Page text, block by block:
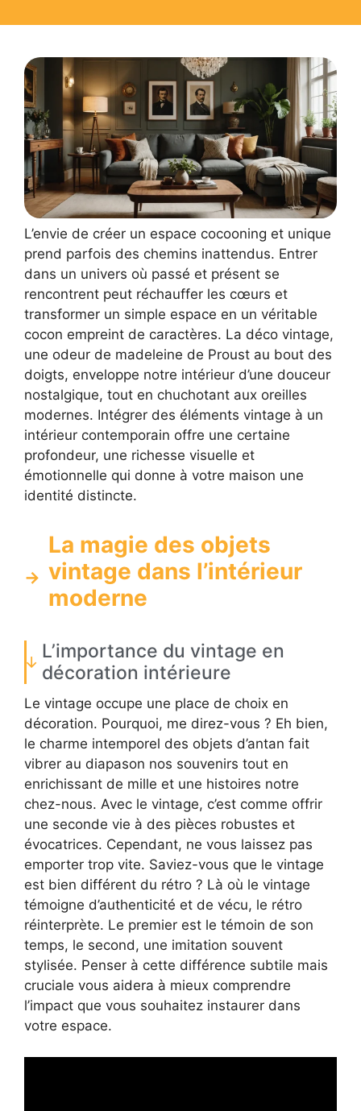
L’envie de créer un espace cocooning et unique
prend parfois des chemins inattendus. Entrer
dans un univers où passé et présent se
rencontrent peut réchauffer les cœurs et
transformer un simple espace en un véritable
cocon empreint de caractères. La déco vintage,
une odeur de madeleine de Proust au bout des
doigts, enveloppe notre intérieur d’une douceur
nostalgique, tout en chuchotant aux oreilles
modernes. Intégrer des éléments vintage à un
intérieur contemporain offre une certaine
profondeur, une richesse visuelle et
émotionnelle qui donne à votre maison une
identité distincte.
La magie des objets
vintage dans l’intérieur
moderne
L’importance du vintage en
décoration intérieure
Le vintage occupe une place de choix en
décoration. Pourquoi, me direz-vous ? Eh bien,
le charme intemporel des objets d’antan fait
vibrer au diapason nos souvenirs tout en
enrichissant de mille et une histoires notre
chez-nous. Avec le vintage, c’est comme offrir
une seconde vie à des pièces robustes et
évocatrices. Cependant, ne vous laissez pas
emporter trop vite. Saviez-vous que le vintage
est bien différent du rétro ? Là où le vintage
témoigne d’authenticité et de vécu, le rétro
réinterprète. Le premier est le témoin de son
temps, le second, une imitation souvent
stylisée. Penser à cette différence subtile mais
cruciale vous aidera à mieux comprendre
l’impact que vous souhaitez instaurer dans
votre espace.